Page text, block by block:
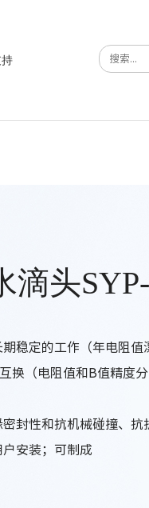
滴头
稳定的工作（年电阻
（电阻值和B值精度分
封性和抗机械碰撞、抗
安装；可制成